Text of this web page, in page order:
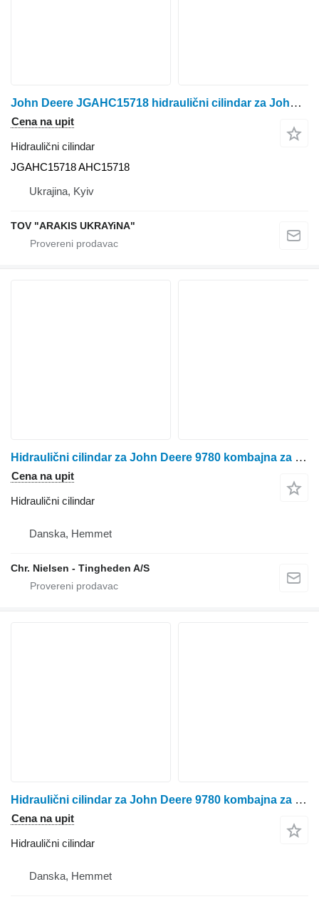
John Deere JGAHC15718 hidraulični cilindar za John Deere kombajna za žito
Cena na upit
Hidraulični cilindar
JGAHC15718 AHC15718
Ukrajina, Kyiv
TOV "ARAKIS UKRAYiNA"
Hidraulični cilindar za John Deere 9780 kombajna za žito
Cena na upit
Hidraulični cilindar
Danska, Hemmet
Chr. Nielsen - Tingheden A/S
Hidraulični cilindar za John Deere 9780 kombajna za žito
Cena na upit
Hidraulični cilindar
Danska, Hemmet